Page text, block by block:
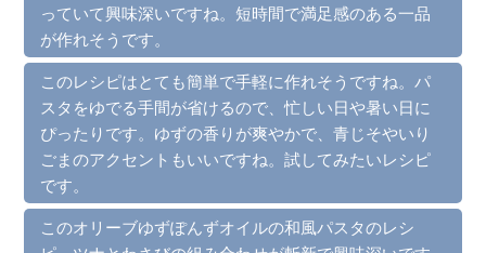
っていて興味深いですね。短時間で満足感のある一品
が作れそうです。
このレシピはとても簡単で手軽に作れそうですね。パ
スタをゆでる手間が省けるので、忙しい日や暑い日に
ぴったりです。ゆずの香りが爽やかで、青じそやいり
ごまのアクセントもいいですね。試してみたいレシピ
です。
このオリーブゆずぽんずオイルの和風パスタのレシ